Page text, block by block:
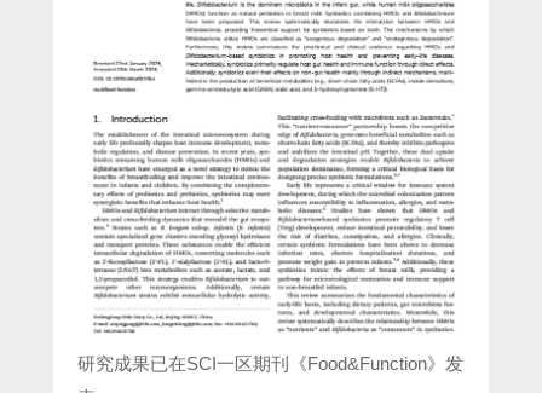
研究成果已在SCI一区期刊《Food&Function》发